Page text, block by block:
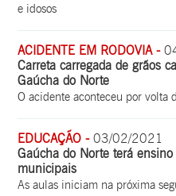
e idosos
ACIDENTE EM RODOVIA -
Carreta carregada de grãos
Gaúcha do Norte
O acidente aconteceu por volta
EDUCAÇÃO -03/02/2021
Gaúcha do Norte terá
municipais
As aulas iniciam na próxima